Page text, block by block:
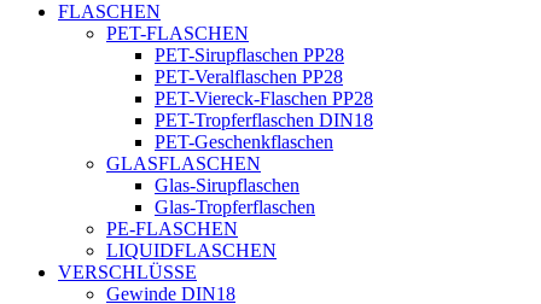
FLASCHEN
PET-FLASCHEN
PET-Sirupflaschen PP28
PET-Veralflaschen PP28
PET-Viereck-Flaschen PP28
PET-Tropferflaschen DIN18
PET-Geschenkflaschen
GLASFLASCHEN
Glas-Sirupflaschen
Glas-Tropferflaschen
PE-FLASCHEN
LIQUIDFLASCHEN
VERSCHLÜSSE
Gewinde DIN18